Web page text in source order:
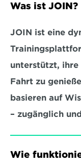
Was ist JOIN?
JOIN ist eine
unterstützt, ihre
Fahrt zu
basieren auf
– zugänglich
Wie